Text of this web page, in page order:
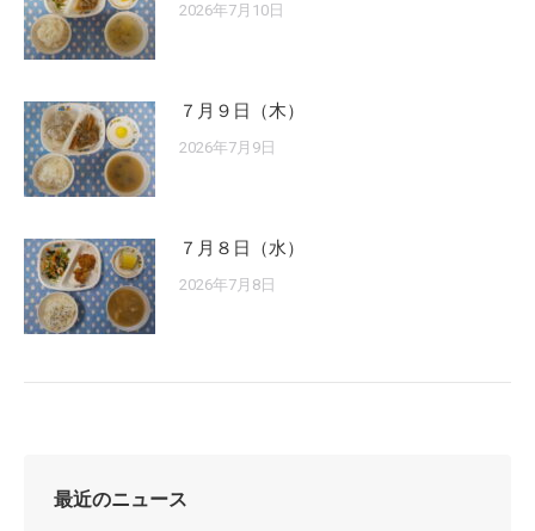
2026年7月10日
７月９日（木）
2026年7月9日
７月８日（水）
2026年7月8日
最近のニュース